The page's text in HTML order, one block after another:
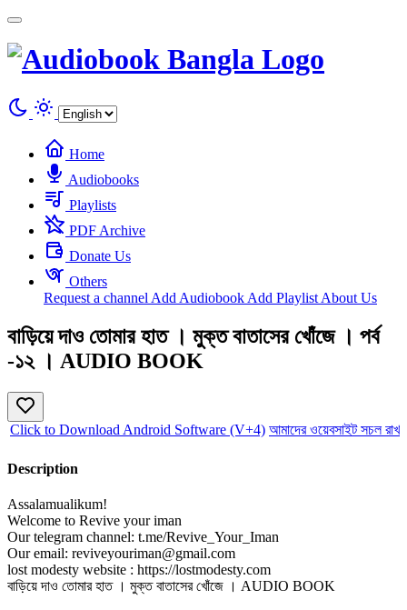
Home
Audiobooks
Playlists
PDF Archive
Donate Us
Others
Request a channel Add Audiobook Add Playlist About Us
বাড়িয়ে দাও তোমার হাত । মুক্ত বাতাসের খোঁজে । পর্ব
-১২ । AUDIO BOOK
Click to Download Android Software (V+4) আমাদের ওয়েবসাইট সচল
Description
Assalamualikum!
Welcome to Revive your iman
Our telegram channel: t.me/Revive_Your_Iman
Our email: reviveyouriman@gmail.com
lost modesty website : https://lostmodesty.com
বাড়িয়ে দাও তোমার হাত । মুক্ত বাতাসের খোঁজে । AUDIO BOOK